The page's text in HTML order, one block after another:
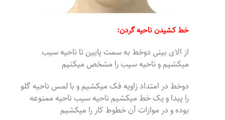
خط کشیدن ناحیه گردن:
از الای بینی دوخط به سمت پایین تا ناحیه سیب
میکشیم و ناحیه سیب را مشخص میکنیم
دوخط در امتداد زاویه فک میکشیم و با لمس ناحیه گلو
را پیدا و یک خط میکشیم ناحیه سیب ناحیه ممنوعه
بوده و در موازات آن خطوط کار را میکشیم